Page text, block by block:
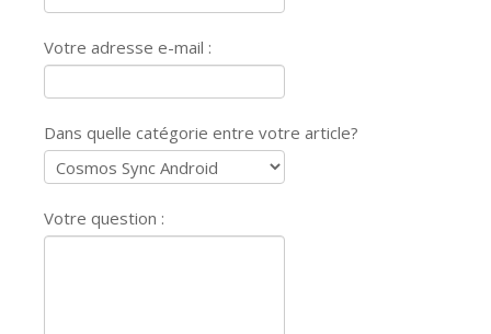
Votre adresse e-mail :
Dans quelle catégorie entre votre article?
Votre question :